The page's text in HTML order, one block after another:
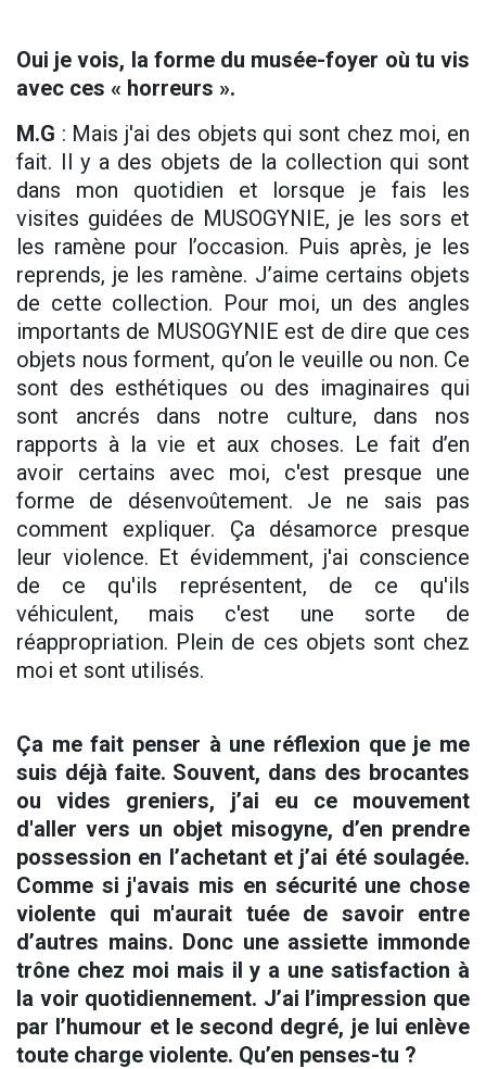
Oui je vois, la forme du musée-foyer où tu vis
avec ces « horreurs ».
M.G : Mais j'ai des objets qui sont chez moi, en
fait. Il y a des objets de la collection qui sont
dans mon quotidien et lorsque je fais les
visites guidées de MUSOGYNIE, je les sors et
les ramène pour l’occasion. Puis après, je les
reprends, je les ramène. J’aime certains objets
de cette collection. Pour moi, un des angles
importants de MUSOGYNIE est de dire que ces
objets nous forment, qu’on le veuille ou non. Ce
sont des esthétiques ou des imaginaires qui
sont ancrés dans notre culture, dans nos
rapports à la vie et aux choses. Le fait d’en
avoir certains avec moi, c'est presque une
forme de désenvoûtement. Je ne sais pas
comment expliquer. Ça désamorce presque
leur violence. Et évidemment, j'ai conscience
de ce qu'ils représentent, de ce qu'ils
véhiculent, mais c'est une sorte de
réappropriation. Plein de ces objets sont chez
moi et sont utilisés.
Ça me fait penser à une réflexion que je me
suis déjà faite. Souvent, dans des brocantes
ou vides greniers, j’ai eu ce mouvement
d'aller vers un objet misogyne, d’en prendre
possession en l’achetant et j’ai été soulagée.
Comme si j'avais mis en sécurité une chose
violente qui m'aurait tuée de savoir entre
d’autres mains. Donc une assiette immonde
trône chez moi mais il y a une satisfaction à
la voir quotidiennement. J’ai l’impression que
par l’humour et le second degré, je lui enlève
toute charge violente. Qu’en penses-tu ?